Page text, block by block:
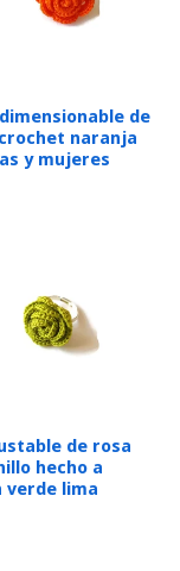
de
naranja
y mujeres
de rosa
hecho a
verde lima